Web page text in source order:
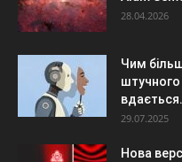
28.04.2026
Чим
штучного
29.07.2025
Нова